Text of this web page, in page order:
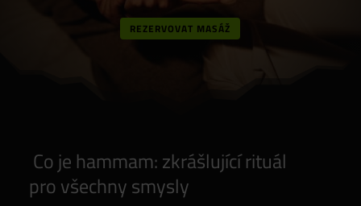
REZERVOVAT MASÁŽ
Co je hammam: zkrášlující rituál
pro všechny smysly